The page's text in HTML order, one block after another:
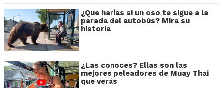
¿Que harías si un oso te sigue a la
parada del autobús? Mira su
historia
¿Las conoces? Ellas son las
mejores peleadores de Muay Thai
que verás